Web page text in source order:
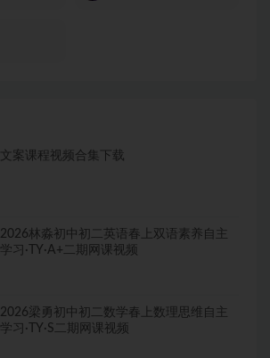
文案课程视频合集下载
2026林淼初中初二英语春上双语素养自主
学习·TY·A+二期网课视频
2026梁勇初中初二数学春上数理思维自主
学习·TY·S二期网课视频